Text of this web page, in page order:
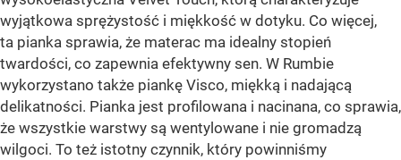
wyjątkowa sprężystość i miękkość w dotyku. Co więcej,
ta pianka sprawia, że materac ma idealny stopień
twardości, co zapewnia efektywny sen. W Rumbie
wykorzystano także piankę Visco, miękką i nadającą
delikatności. Pianka jest profilowana i nacinana, co sprawia,
że wszystkie warstwy są wentylowane i nie gromadzą
wilgoci. To też istotny czynnik, który powinniśmy